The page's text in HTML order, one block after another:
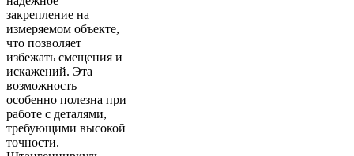
закрепление на
измеряемом объекте,
что позволяет
избежать смещения и
искажений. Эта
возможность
особенно полезна при
работе с деталями,
требующими высокой
точности.